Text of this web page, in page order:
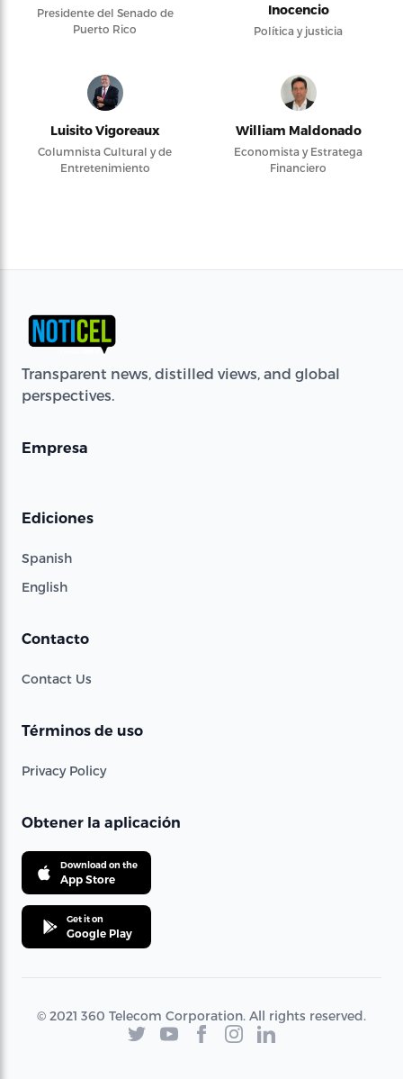
Presidente del Senado de
Puerto Rico
Inocencio
Política y justicia
Luisito Vigoreaux
Columnista Cultural y de
Entretenimiento
William Maldonado
Economista y Estratega
Financiero
Transparent news, distilled views, and global
perspectives.
Empresa
Ediciones
Spanish
English
Contacto
Contact Us
Términos de uso
Privacy Policy
Obtener la aplicación
Download on the
App Store
Get it on
Google Play
© 2021 360 Telecom Corporation. All rights reserved.